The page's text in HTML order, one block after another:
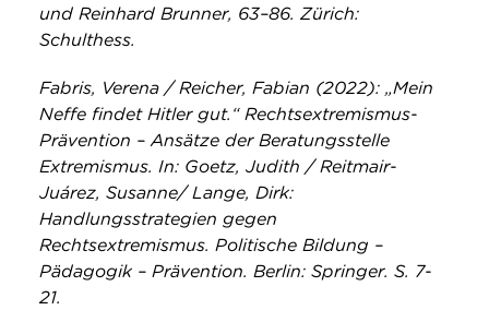
und Reinhard Brunner, 63–86. Zürich:
Schulthess.
Fabris, Verena / Reicher, Fabian (2022): „Mein
Neffe findet Hitler gut.“ Rechtsextremismus-
Prävention – Ansätze der Beratungsstelle
Extremismus. In: Goetz, Judith / Reitmair-
Juárez, Susanne/ Lange, Dirk:
Handlungsstrategien gegen
Rechtsextremismus. Politische Bildung –
Pädagogik – Prävention. Berlin: Springer. S. 7-
21.